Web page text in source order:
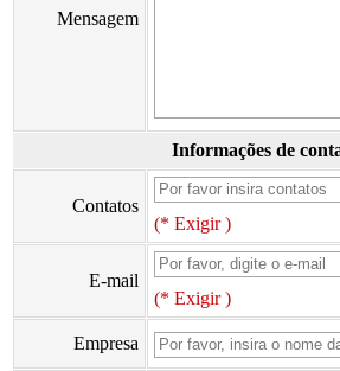
Mensagem
Informações de
Contatos
(* Exigir )
E-mail
(* Exigir )
Empresa